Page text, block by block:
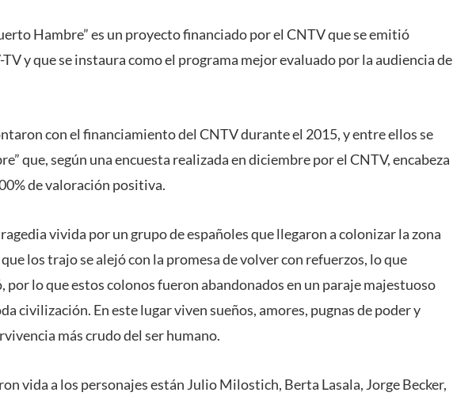
Hambre” es un proyecto financiado por el CNTV que se emitió
y que se instaura como el programa mejor evaluado por la audiencia de
con el financiamiento del CNTV durante el 2015, y entre ellos se
que, según una encuesta realizada en diciembre por el CNTV, encabeza
de valoración positiva.
vivida por un grupo de españoles que llegaron a colonizar la zona
los trajo se alejó con la promesa de volver con refuerzos, lo que
lo que estos colonos fueron abandonados en un paraje majestuoso
civilización. En este lugar viven sueños, amores, pugnas de poder y
más crudo del ser humano.
vida a los personajes están Julio Milostich, Berta Lasala, Jorge Becker,